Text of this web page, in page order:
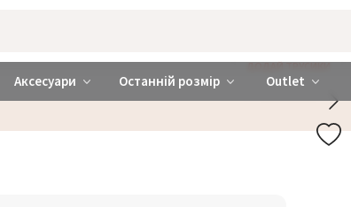
❤️ Київ та Україна
Аксесуари Останній розмір Outlet
ДОДАЙ ТРУСИКИ